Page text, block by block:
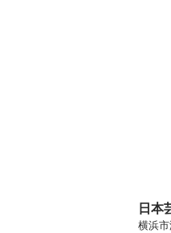
日本
横浜